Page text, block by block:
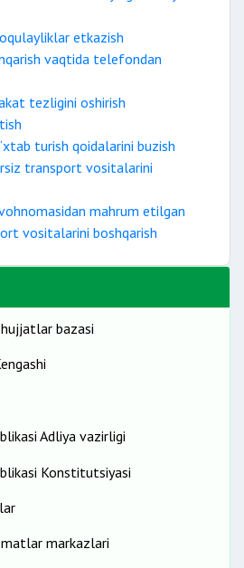
etkazish
vaqtida telefondan
tezligini oshirish
turish qoidalarini buzish
transport vositalarini
mahrum etilgan
vositalarini boshqarish
bazasi
Adliya vazirligi
Konstitutsiyasi
markazlari